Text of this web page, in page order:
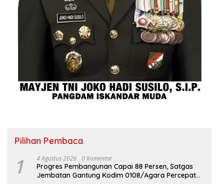
Pilihan Pembaca
1 4 Agustus 2026 0 Komentar
Progres Pembangunan Capai 88 Persen, Satgas
Jembatan Gantung Kodim 0108/Agara Percepat